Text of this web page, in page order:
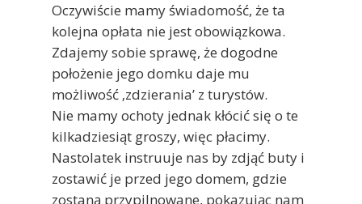
Oczywiście mamy świadomość, że ta
kolejna opłata nie jest obowiązkowa.
Zdajemy sobie sprawę, że dogodne
położenie jego domku daje mu
możliwość ‚zdzierania’ z turystów.
Nie mamy ochoty jednak kłócić się o te
kilkadziesiąt groszy, więc płacimy.
Nastolatek instruuje nas by zdjąć buty i
zostawić je przed jego domem, gdzie
zostaną przypilnowane, pokazując nam